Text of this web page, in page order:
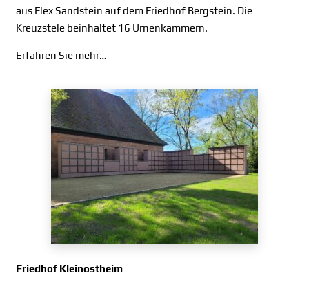
aus Flex Sandstein auf dem Friedhof Bergstein. Die
Kreuzstele beinhaltet 16 Urnenkammern.
Erfahren Sie mehr…
Friedhof Kleinostheim